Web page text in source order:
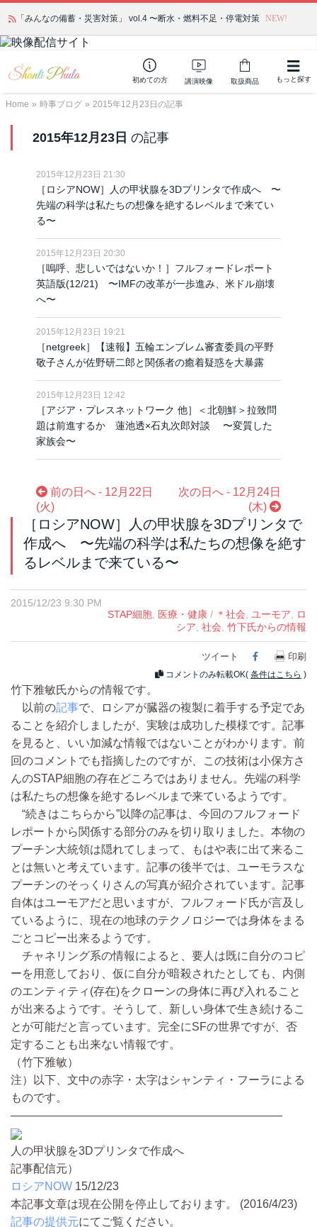
「みんなの備蓄・災害対策」 vol.4 〜断水・燃料不足・停電対策 NEW!
初めての方 講演映像 取扱商品 もっと探す
Home » 時事ブログ » 2015年12月23日の記事
2015年12月23日 の記事
2015年12月23日 21:30
［ロシアNOW］人の甲状腺を3Dプリンタで作成へ 〜
先端の科学は私たちの想像を絶するレベルまで来てい
る〜
2015年12月23日 20:30
［嗚呼、悲しいではないか！］フルフォードレポート
英語版(12/21) 〜IMFの改革が一歩進み、米ドル崩壊
へ〜
2015年12月23日 19:21
［netgreek］【速報】五輪エンブレム審査委員の平野
敬子さんが佐野研二郎と関係者の癒着疑惑を大暴露
2015年12月23日 12:42
［アジア・プレスネットワーク 他］＜北朝鮮＞拉致問
題は前進するか 蓮池透×石丸次郎対談 〜変質した
家族会〜
前の日へ - 12月22日
(火)
次の日へ - 12月24日
(木)
［ロシアNOW］人の甲状腺を3Dプリンタで
作成へ 〜先端の科学は私たちの想像を絶す
るレベルまで来ている〜
2015/12/23 9:30 PM
STAP細胞
医療・健康 / ＊社会 ユーモア
ロ
シア 社会 竹下氏からの情報
ツイート Facebook
印刷
コメントのみ転載OK( 条件はこちら )
竹下雅敏氏からの情報です。
以前の記事で、ロシアが臓器の複製に着手する予定であ
ることを紹介しましたが、実験は成功した模様です。記事
を見ると、いい加減な情報ではないことがわかります。前
回のコメントでも指摘したのですが、この技術は小保方さ
んのSTAP細胞の存在どころではありません。先端の科学
は私たちの想像を絶するレベルまで来ているようです。
“続きはこちらから”以降の記事は、今回のフルフォード
レポートから関係する部分のみを切り取りました。本物の
プーチン大統領は隠れてしまって、もはや表に出て来るこ
とは無いと考えています。記事の後半では、ユーモラスな
プーチンのそっくりさんの写真が紹介されています。記事
自体はユーモアだと思いますが、フルフォード氏が言及し
ているように、現在の地球のテクノロジーでは身体をまる
ごとコピー出来るようです。
チャネリング系の情報によると、要人は既に自分のコピ
ーを用意しており、仮に自分が暗殺されたとしても、内側
のエンティティ(存在)をクローンの身体に再び入れること
が出来るようです。そうして、新しい身体で生き続けるこ
とが可能だと言っています。完全にSFの世界ですが、否
定することも出来ない情報です。
（竹下雅敏）
注）以下、文中の赤字・太字はシャンティ・フーラによる
ものです。
――――――――――――――――――――――――
人の甲状腺を3Dプリンタで作成へ
記事配信元）
ロシアNOW 15/12/23
本記事文章は現在公開を停止しております。 (2016/4/23)
記事の提供元にてご覧ください。